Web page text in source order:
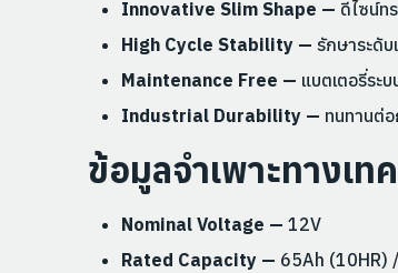
Innovative Slim Shape — ดีไซน์ท
High Cycle Stability — รักษาระดั
Maintenance Free — แบตเตอรี่ระ
Industrial Durability — ทนทานต่อ
ข้อมูลจำเพาะทางเ
Nominal Voltage — 12V
Rated Capacity — 65Ah (10HR)